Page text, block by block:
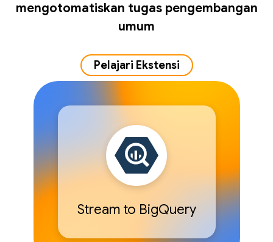
mengotomatiskan tugas pengembangan
umum
Pelajari Ekstensi
Stream to BigQuery